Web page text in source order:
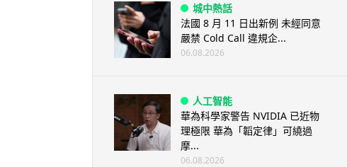
城中熱話
法國 8 月 11 日出新例 未經同意
嚴禁 Cold Call 違規企...
06.08.2026
人工智能
華為科學家警告 NVIDIA 已近物
理極限 華為「韜定律」可繞過
摩...
06.08.2026